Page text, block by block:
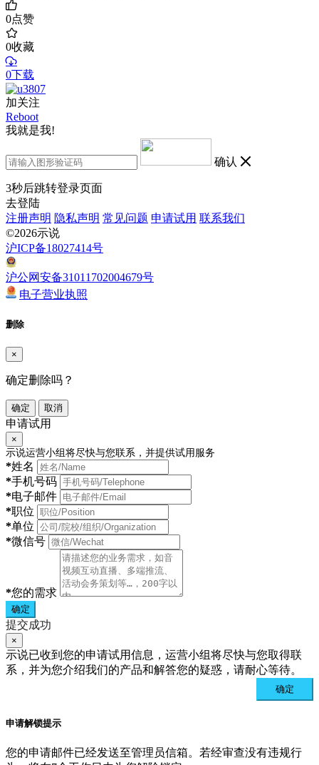
0点赞
0收藏
0下载
加关注
Reboot
我就是我!
确认
3秒后跳转登录页面
去登陆
注册声明 隐私声明 常见问题 申请试用 联系我们
©2026示说
沪ICP备18027414号
沪公网安备31011702004679号
电子营业执照
删除
×
确定删除吗？
确定 取消
申请试用
×
示说运营小组将尽快与您联系，并提供试用服务
*姓名
*手机号码
*电子邮件
*职位
*单位
*微信号
*您的需求
确定
提交成功
×
示说已收到您的申请试用信息，运营小组将尽快与您取得联
系，并为您介绍我们的产品和解答您的疑惑，请耐心等待。
确定
申请解锁提示
您的申请邮件已经发送至管理员信箱。若经审查没有违规行